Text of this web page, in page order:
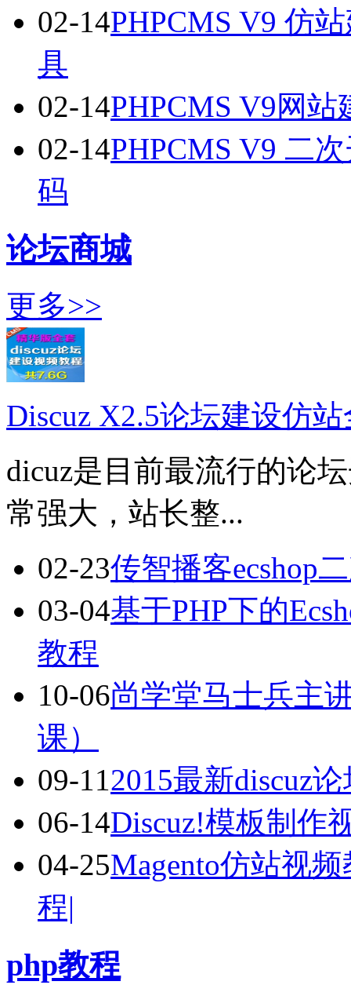
02-14PHPCMS V9 仿
具
02-14PHPCMS V9网
02-14PHPCMS V9 二
码
论坛商城
更多>>
Discuz X2.5论坛建设仿
dicuz是目前最流行的论
常强大，站长整...
02-23传智播客ecshop
03-04基于PHP下的
教程
10-06尚学堂马士兵主
课）
09-112015最新discuz
06-14Discuz!模板制作
04-25Magento仿站视
程|
php教程